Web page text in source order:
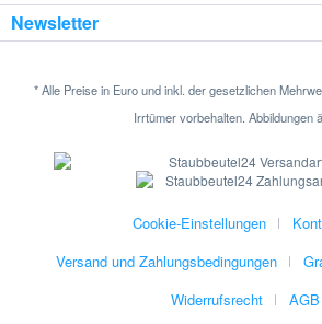
Newsletter
* Alle Preise in Euro und inkl. der gesetzlichen
Irrtümer vorbehalten. Abbildungen
Cookie-Einstellungen
Versand und Zahlungsbedingungen
Widerrufsrecht
AGB